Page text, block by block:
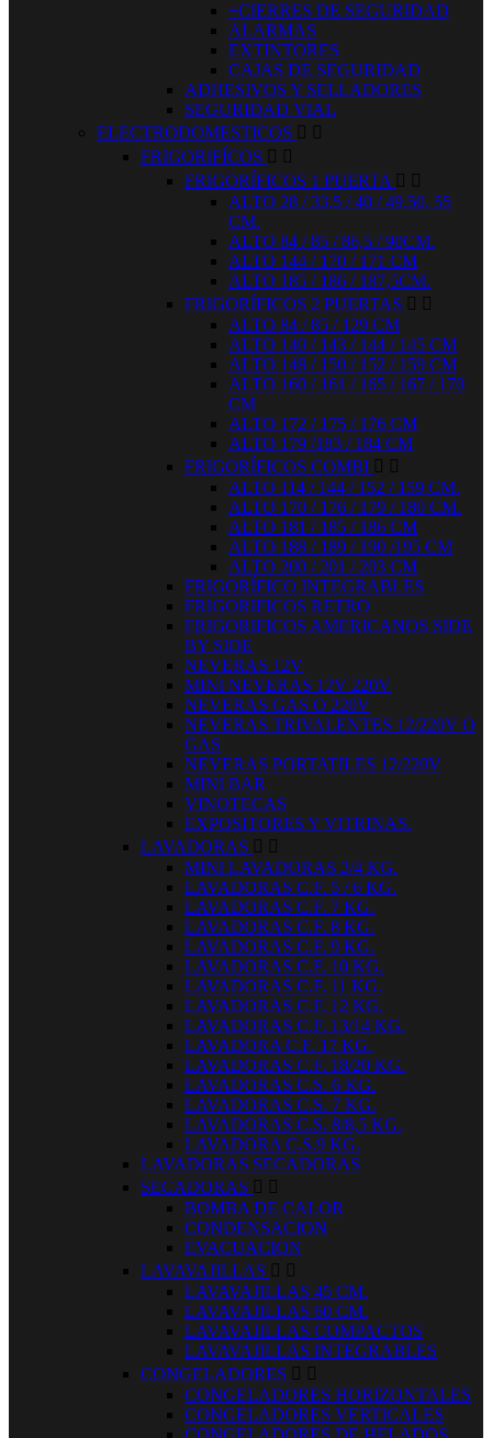
+CIERRES DE SEGURIDAD
ALARMAS
EXTINTORES
CAJAS DE SEGURIDAD
ADHESIVOS Y SELLADORES
SEGURIDAD VIAL
ELECTRODOMESTICOS  
FRIGORIFÍCOS  
FRIGORÍFICOS 1 PUERTA  
ALTO 28 / 33,5 / 40 / 49,50, 55
CM.
ALTO 84 / 85 / 86,5 / 90CM.
ALTO 144 / 170 / 171 CM
ALTO 185 / 186 / 187,5CM.
FRIGORÍFICOS 2 PUERTAS  
ALTO 84 / 85 / 129 CM
ALTO 140 / 143 / 144 / 145 CM
ALTO 148 / 150 / 152 / 159 CM
ALTO 160 / 161 / 165 / 167 / 170
CM
ALTO 172 / 175 / 176 CM
ALTO 179 /183 / 184 CM
FRIGORÍFICOS COMBI  
ALTO 114 / 144 / 152 / 159 CM.
ALTO 170 / 176 / 179 / 180 CM.
ALTO 181 / 185 / 186 CM
ALTO 188 / 189 / 190 /195 CM
ALTO 200 / 201 / 203 CM
FRIGORÍFICO INTEGRABLES
FRIGORIFICOS RETRO
FRIGORIFICOS AMERICANOS SIDE
BY SIDE
NEVERAS 12V
MINI NEVERAS 12V 220V
NEVERAS GAS O 220V
NEVERAS TRIVALENTES 12/220V O
GAS
NEVERAS PORTATILES 12/220V
MINI BAR
VINOTECAS
EXPOSITORES Y VITRINAS.
LAVADORAS  
MINI LAVADORAS 2/4 KG.
LAVADORAS C.F. 5 / 6 KG.
LAVADORAS C.F. 7 KG.
LAVADORAS C.F. 8 KG.
LAVADORAS C.F. 9 KG.
LAVADORAS C.F. 10 KG.
LAVADORAS C.F. 11 KG.
LAVADORAS C.F. 12 KG.
LAVADORAS C.F. 13/14 KG.
LAVADORA C.F. 17 KG.
LAVADORAS C.F. 18/20 KG.
LAVADORAS C.S. 6 KG.
LAVADORAS C.S. 7 KG.
LAVADORAS C.S. 8/8,5 KG.
LAVADORA C.S.9 KG.
LAVADORAS SECADORAS
SECADORAS  
BOMBA DE CALOR
CONDENSACION
EVACUACION
LAVAVAJILLAS  
LAVAVAJILLAS 45 CM.
LAVAVAJILLAS 60 CM.
LAVAVAJILLAS COMPACTOS
LAVAVAJILLAS INTEGRABLES
CONGELADORES  
CONGELADORES HORIZONTALES
CONGELADORES VERTICALES
CONGELADORES DE HELADOS